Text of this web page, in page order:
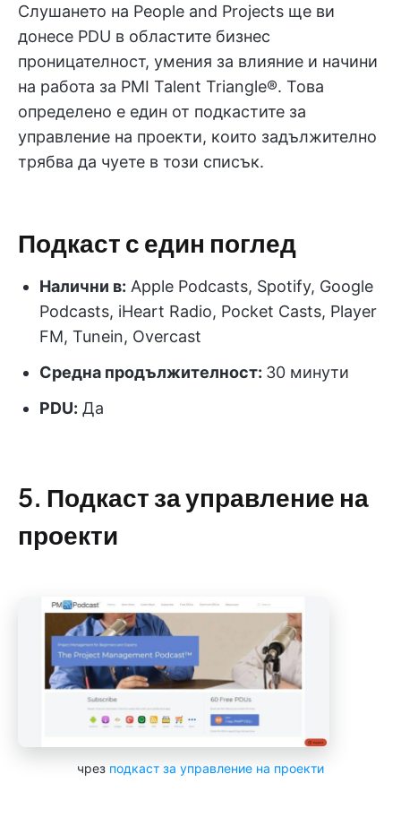
Слушането на People and Projects ще ви
донесе PDU в областите бизнес
проницателност, умения за влияние и начини
на работа за PMI Talent Triangle®. Това
определено е един от подкастите за
управление на проекти, които задължително
трябва да чуете в този списък.
Подкаст с един поглед
Налични в: Apple Podcasts, Spotify, Google
Podcasts, iHeart Radio, Pocket Casts, Player
FM, Tunein, Overcast
Средна продължителност: 30 минути
PDU: Да
5. Подкаст за управление на
проекти
чрез подкаст за управление на проекти